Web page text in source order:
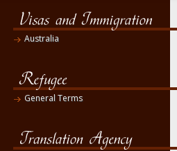
Australia
General Terms